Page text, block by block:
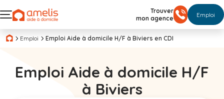
Trouver
mon agence
Emploi
Emploi Emploi Aide à domicile H/F à Biviers en CDI
Emploi Aide à domicile H/F
à Biviers